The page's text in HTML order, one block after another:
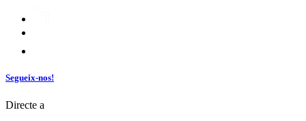
Segueix-nos!
Directe a